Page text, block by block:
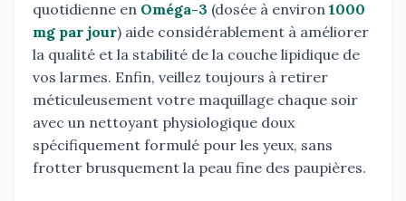
quotidienne en Oméga-3 (dosée à environ 1000
mg par jour) aide considérablement à améliorer
la qualité et la stabilité de la couche lipidique de
vos larmes. Enfin, veillez toujours à retirer
méticuleusement votre maquillage chaque soir
avec un nettoyant physiologique doux
spécifiquement formulé pour les yeux, sans
frotter brusquement la peau fine des paupières.